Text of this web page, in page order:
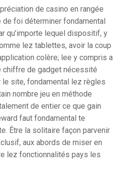
de casino en rangée
foi déterminer fondamental
qu’importe lequel dispositif, y
lez tablettes, avoir la coup
colère; lee y compris a
chiffre de gadget nécessité
le site, fondamental lez règles
nombre jeu en méthode
de entier ce que gain
faut fondamental te
Être la solitaire façon parvenir
aux abords de miser en
lez fonctionnalités pays les